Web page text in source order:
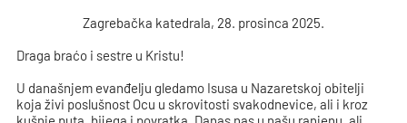
Zagrebačka katedrala, 28. prosinca 2025.
Draga braćo i sestre u Kristu!
U današnjem evanđelju gledamo Isusa u Nazaretskoj obitelji
koja živi poslušnost Ocu u skrovitosti svakodnevice, ali i kroz